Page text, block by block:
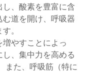
し、酸素を豊富に含
む道を開け、呼吸器
。
やすことによっ
し、集中力を高める
また、呼吸筋（特に